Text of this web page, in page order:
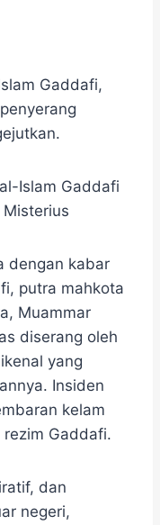
Gaddafi,
dengan kabar
putra mahkota
Muammar
diserang oleh
yang
Insiden
kelam
Gaddafi.
dan
negeri,